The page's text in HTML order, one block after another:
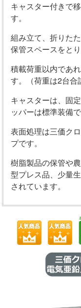
キャスター付きで
す。
組み立て、折りた
保管スペースをとり
積載荷重以内であ
す。（荷重は2台合
キャスターは、固
ッパーは標準装備で
表面処理は三価ク
プです。
樹脂製品の保管や
型プレス品、少量
されています。